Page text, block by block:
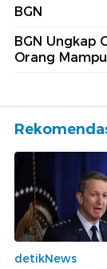
BGN
BGN Ungkap
Orang Mampu
detikNews